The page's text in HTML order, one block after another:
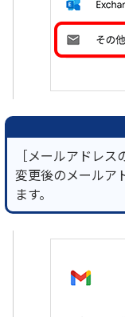
［メールアドレス
変更後のメールア
ます。